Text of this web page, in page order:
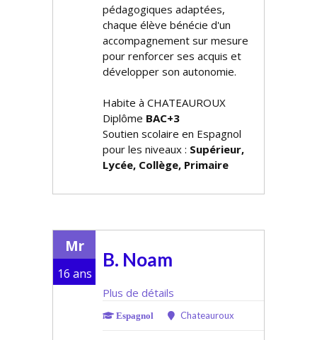
pédagogiques adaptées,
chaque élève bénéficie d'un
accompagnement sur mesure
pour renforcer ses acquis et
développer son autonomie.
Habite à CHATEAUROUX
Diplôme BAC+3
Soutien scolaire en Espagnol
pour les niveaux : Supérieur,
Lycée, Collège, Primaire
Mr
16 ans
B. Noam
Plus de détails
Espagnol Chateauroux